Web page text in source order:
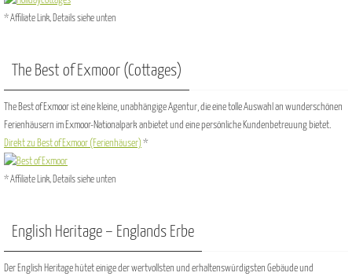
* Affiliate Link, Details siehe unten
The Best of Exmoor (Cottages)
The Best of Exmoor ist eine kleine, unabhängige Agentur, die eine tolle Auswahl an wunderschönen
Ferienhäusern im Exmoor-Nationalpark anbietet und eine persönliche Kundenbetreuung bietet.
Direkt zu Best of Exmoor (Ferienhäuser)*
* Affiliate Link, Details siehe unten
English Heritage – Englands Erbe
Der English Heritage hütet einige der wertvollsten und erhaltenswürdigsten Gebäude und